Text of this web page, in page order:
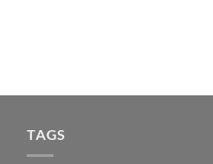
TAGS